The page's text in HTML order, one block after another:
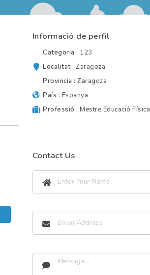
Informació de perfil
Categoria
123
Localitat Zaragoza
Provincia
Zaragoza
País
Espanya
Professió
Mestre Educació Física
Contact Us